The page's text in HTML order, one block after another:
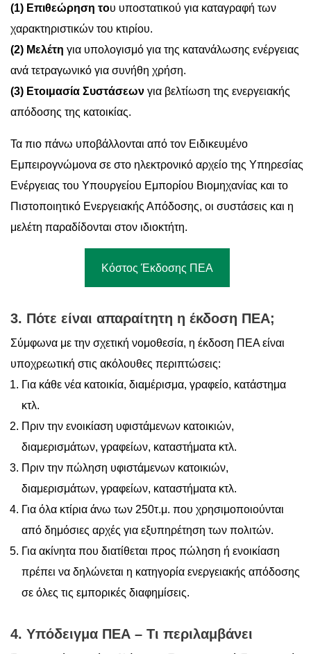
(1) Επιθεώρηση του υποστατικού για καταγραφή των
χαρακτηριστικών του κτιρίου.
(2) Μελέτη για υπολογισμό για της κατανάλωσης ενέργειας
ανά τετραγωνικό για συνήθη χρήση.
(3) Ετοιμασία Συστάσεων για βελτίωση της ενεργειακής
απόδοσης της κατοικίας.
Τα πιο πάνω υποβάλλονται από τον Ειδικευμένο
Εμπειρογνώμονα σε στο ηλεκτρονικό αρχείο της Υπηρεσίας
Ενέργειας του Υπουργείου Εμπορίου Βιομηχανίας και το
Πιστοποιητικό Ενεργειακής Απόδοσης, οι συστάσεις και η
μελέτη παραδίδονται στον ιδιοκτήτη.
Κόστος Έκδοσης ΠΕΑ
3. Πότε είναι απαραίτητη η έκδοση ΠΕΑ;
Σύμφωνα με την σχετική νομοθεσία, η έκδοση ΠΕΑ είναι
υποχρεωτική στις ακόλουθες περιπτώσεις:
Για κάθε νέα κατοικία, διαμέρισμα, γραφείο, κατάστημα
κτλ.
Πριν την ενοικίαση υφιστάμενων κατοικιών,
διαμερισμάτων, γραφείων, καταστήματα κτλ.
Πριν την πώληση υφιστάμενων κατοικιών,
διαμερισμάτων, γραφείων, καταστήματα κτλ.
Για όλα κτίρια άνω των 250τ.μ. που χρησιμοποιούνται
από δημόσιες αρχές για εξυπηρέτηση των πολιτών.
Για ακίνητα που διατίθεται προς πώληση ή ενοικίαση
πρέπει να δηλώνεται η κατηγορία ενεργειακής απόδοσης
σε όλες τις εμπορικές διαφημίσεις.
4. Υπόδειγμα ΠΕΑ – Τι περιλαμβάνει